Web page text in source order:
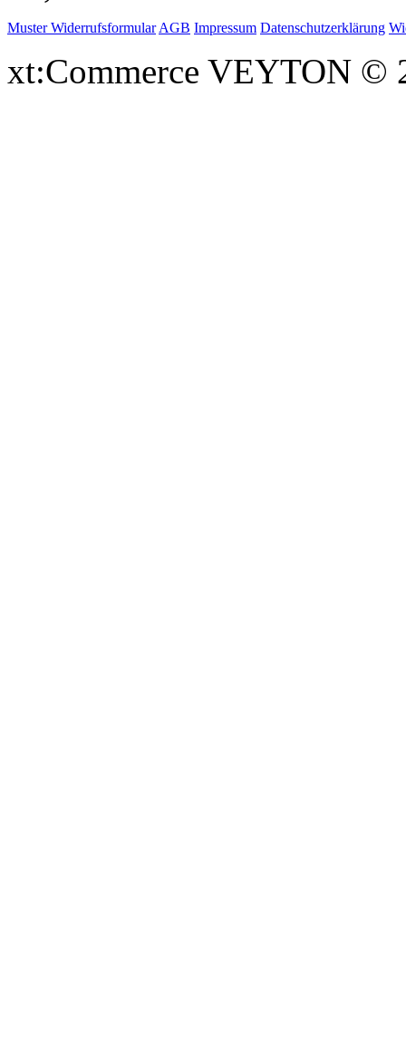
Muster Widerrufsformular AGB Impressum Datenschutzerklärung
xt:Commerce VEYTON ©